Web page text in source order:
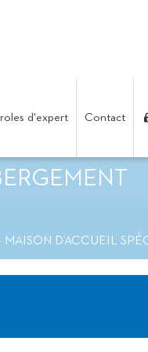
d'expert Contact
D’ACCUEIL